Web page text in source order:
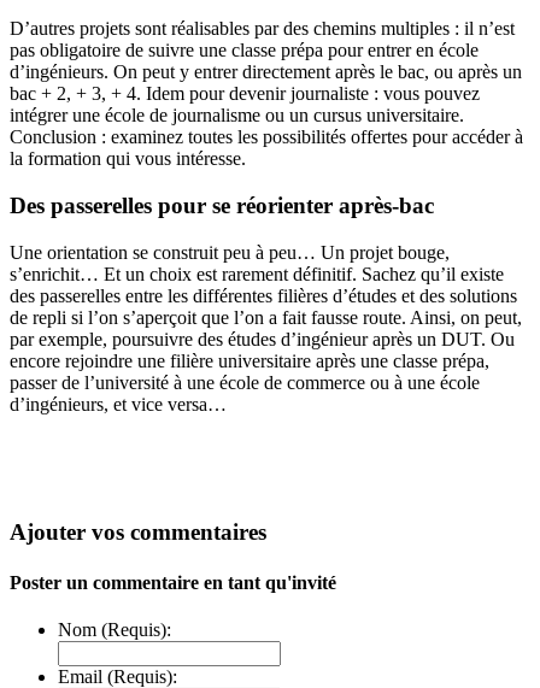
D’autres projets sont réalisables par des chemins multiples : il n’est
pas obligatoire de suivre une classe prépa pour entrer en école
d’ingénieurs. On peut y entrer directement après le bac, ou après un
bac + 2, + 3, + 4. Idem pour devenir journaliste : vous pouvez
intégrer une école de journalisme ou un cursus universitaire.
Conclusion : examinez toutes les possibilités offertes pour accéder à
la formation qui vous intéresse.
Des passerelles pour se réorienter après-bac
Une orientation se construit peu à peu… Un projet bouge,
s’enrichit… Et un choix est rarement définitif. Sachez qu’il existe
des passerelles entre les différentes filières d’études et des solutions
de repli si l’on s’aperçoit que l’on a fait fausse route. Ainsi, on peut,
par exemple, poursuivre des études d’ingénieur après un DUT. Ou
encore rejoindre une filière universitaire après une classe prépa,
passer de l’université à une école de commerce ou à une école
d’ingénieurs, et vice versa…
Ajouter vos commentaires
Poster un commentaire en tant qu'invité
Nom (Requis):
Email (Requis):